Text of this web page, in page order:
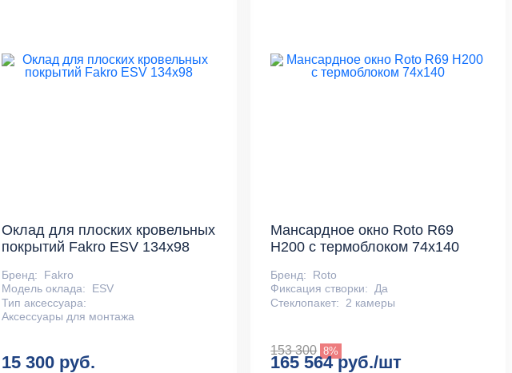
Оклад для плоских кровельных
покрытий Fakro ESV 134x98
Бренд:
Fakro
Модель оклада:
ESV
Тип аксессуара:
Аксессуары для монтажа
15 300 руб.
Мансардное окно Roto R69
H200 с термоблоком 74x140
Бренд:
Roto
Фиксация створки: Да
Стеклопакет:
2 камеры
153 300 8%
165 564 руб./шт